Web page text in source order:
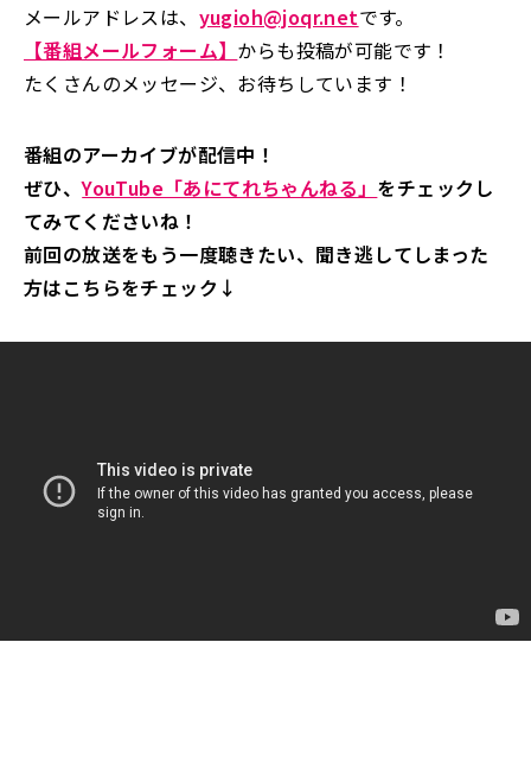
メールアドレスは、 yugioh@joqr.netです。
【番組メールフォーム】 からも投稿が可能です！
たくさんのメッセージ、お待ちしています！
番組のアーカイブが配信中！
ぜひ、YouTube「あにてれちゃんねる」 をチェックし
てみてくださいね！
前回の放送をもう一度聴きたい、聞き逃してしまった
方はこちらをチェック↓